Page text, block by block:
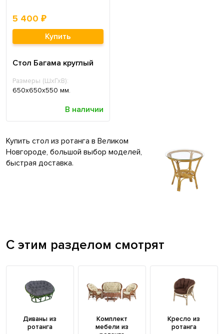
5 400 ₽
Купить
Стол Багама круглый
Размеры (ШхГхВ):
650х650х550 мм.
В наличии
Купить стол из ротанга в Великом
Новгороде, большой выбор моделей,
быстрая доставка.
С этим разделом смотрят
Диваны из
ротанга
Комплект
мебели из
Кресло из
ротанга